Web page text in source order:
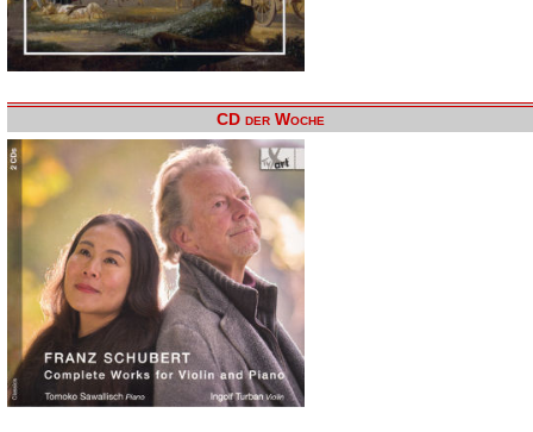
CD der Woche